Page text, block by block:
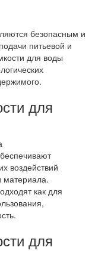
безопасным и
питьевой и
для воды
для
воздействий
материала.
как для
для